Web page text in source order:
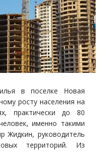
в поселке Новая
росту населения на
практически до 80
именно такими
Жидкин, руководитель
территорий. Из